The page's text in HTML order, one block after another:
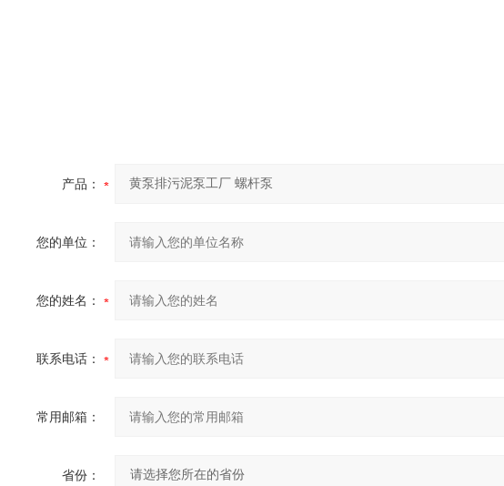
产品：
您的单位：
您的姓名：
联系电话：
常用邮箱：
省份：